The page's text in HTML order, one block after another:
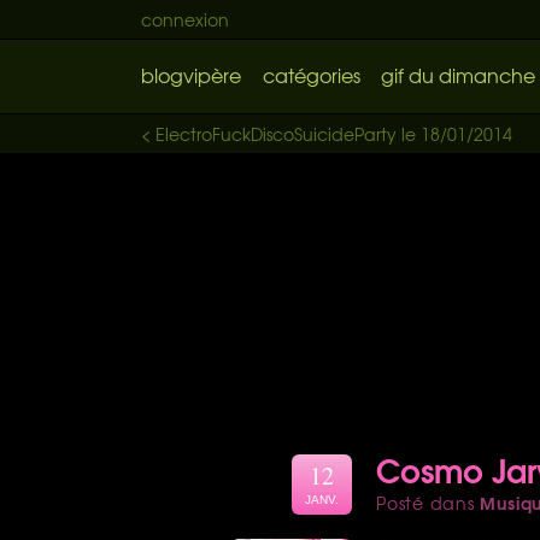
connexion
blogvipère catégories gif du dimanche
< ElectroFuckDiscoSuicideParty le 18/01/2014
Cosmo
Posté dans
12
JANV.